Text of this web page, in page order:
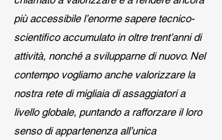
più accessibile l’enorme sapere tecnico-
scientifico accumulato in oltre trent’anni di
attività, nonché a svilupparne di nuovo. Nel
contempo vogliamo anche valorizzare la
nostra rete di migliaia di assaggiatori a
livello globale, puntando a rafforzare il loro
senso di appartenenza all’unica